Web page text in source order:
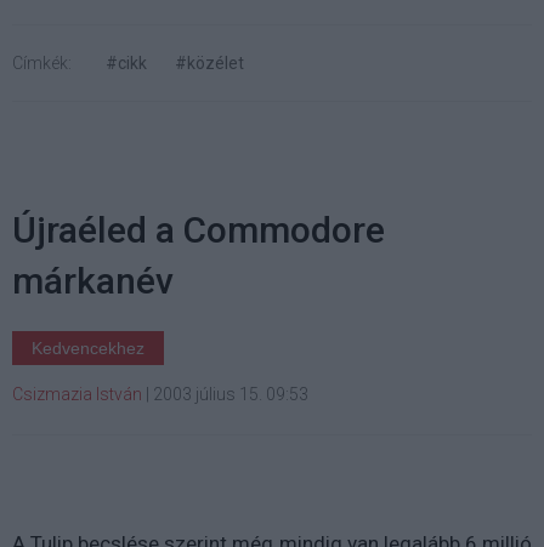
Címkék: #cikk #közélet
Újraéled a Commodore
márkanév
Kedvencekhez
Csizmazia István 2003 július 15. 09:53